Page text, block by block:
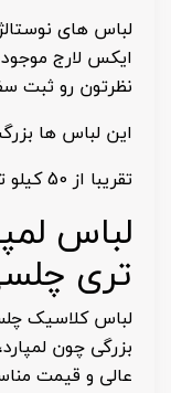
لباس های
ایکس لارج
نظرتون رو ثبت
این لباس ها
تقریبا از 50 کیلو تا 110 کیلو رو به راحتی ساپورت میکنه.
لباس
تری
لباس کلاسیک
بزرگی چون
عالی و قیمت